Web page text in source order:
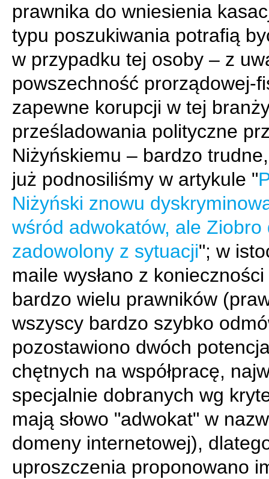
prawnika do wniesienia
typu poszukiwania potrafią
w przypadku tej osoby – z
powszechność prorządowej-
zapewne korupcji w tej
prześladowania polityczne
Niżyńskiemu – bardzo
już podnosiliśmy w artykule "
Niżyński znowu
wśród adwokatów, ale Ziobro
zadowolony z sytuacji"; w
maile wysłano z
bardzo wielu prawników
wszyscy bardzo szybko
pozostawiono dwóch
chętnych na współpracę,
specjalnie dobranych wg
mają słowo "adwokat" w
domeny internetowej),
uproszczenia proponowano